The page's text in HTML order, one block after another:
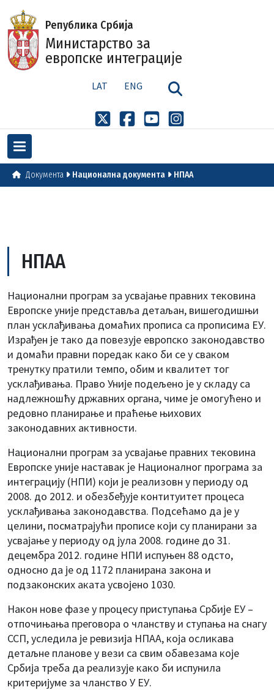
Република Србија
Министарство за
европске интеграције
LAT ENG
Документа Национална документа НПАА
НПАА
Национални програм за усвајање правних тековина
Европске уније представља детаљан, вишегодишњи
план усклађивања домаћих прописа са прописима ЕУ.
Израђен је тако да повезује европско законодавство
и домаћи правни поредак како би се у сваком
тренутку пратили темпо, обим и квалитет тог
усклађивања. Право Уније подељено је у складу са
надлежношћу државних органа, чиме је омогућено и
редовно планирање и праћење њихових
законодавних активности.
Национални програм за усвајање правних тековина
Европске уније наставак je Националног програма за
интеграцију (НПИ) који је реализовн у периоду од
2008. до 2012. и обезбеђује контитуитет процеса
усклађивања законодавства. Подсећамо да је у
целини, посматрајући прописе који су планирани за
усвајање у периоду од јула 2008. године до 31.
децембра 2012. године НПИ испуњен 88 одсто,
односно да је од 1172 планирана закона и
подзаконских аката усвојено 1030.
Након нове фазе у процесу приступања Србије ЕУ –
отпочињања преговора о чланству и ступања на снагу
ССП, уследила је ревизија НПАА, која осликава
детаљне планове у вези са свим обавезама које
Србија треба да реализује како би испунила
критеријуме за чланство У ЕУ.